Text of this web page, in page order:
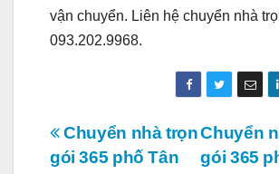
vận chuyển. Liên hệ chuyển nhà
093.202.9968.
Điều
Chuyển
gói 365
Chuyển nhà trọn
gói 365 phố Tân